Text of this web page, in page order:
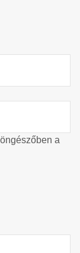
a